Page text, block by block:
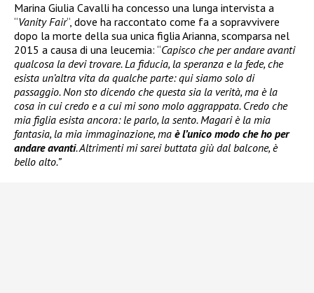
Marina Giulia Cavalli ha concesso una lunga intervista a
“Vanity Fair“, dove ha raccontato come fa a sopravvivere
dopo la morte della sua unica figlia Arianna, scomparsa nel
2015 a causa di una leucemia: “Capisco che per andare avanti
qualcosa la devi trovare. La fiducia, la speranza e la fede, che
esista un’altra vita da qualche parte: qui siamo solo di
passaggio. Non sto dicendo che questa sia la verità, ma è la
cosa in cui credo e a cui mi sono molo aggrappata. Credo che
mia figlia esista ancora: le parlo, la sento. Magari è la mia
fantasia, la mia immaginazione, ma è l’unico modo che ho per
andare avanti. Altrimenti mi sarei buttata giù dal balcone, è
bello alto.”